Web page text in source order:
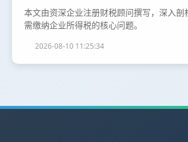
本文由资深企业注册财税顾问撰写，深入剖
需缴纳企业所得税的核心问题。
2026-08-10 11:25:34